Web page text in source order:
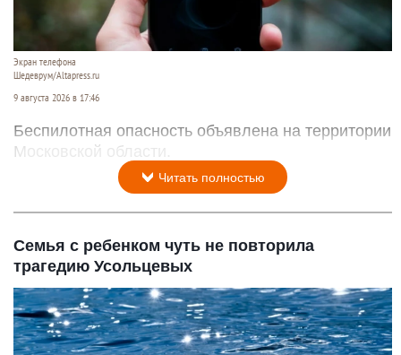
Экран телефона
Шедеврум/Altapress.ru
9 августа 2026 в 17:46
Беспилотная опасность объявлена на территории
Московской области.
Читать полностью
Семья с ребенком чуть не повторила
трагедию Усольцевых